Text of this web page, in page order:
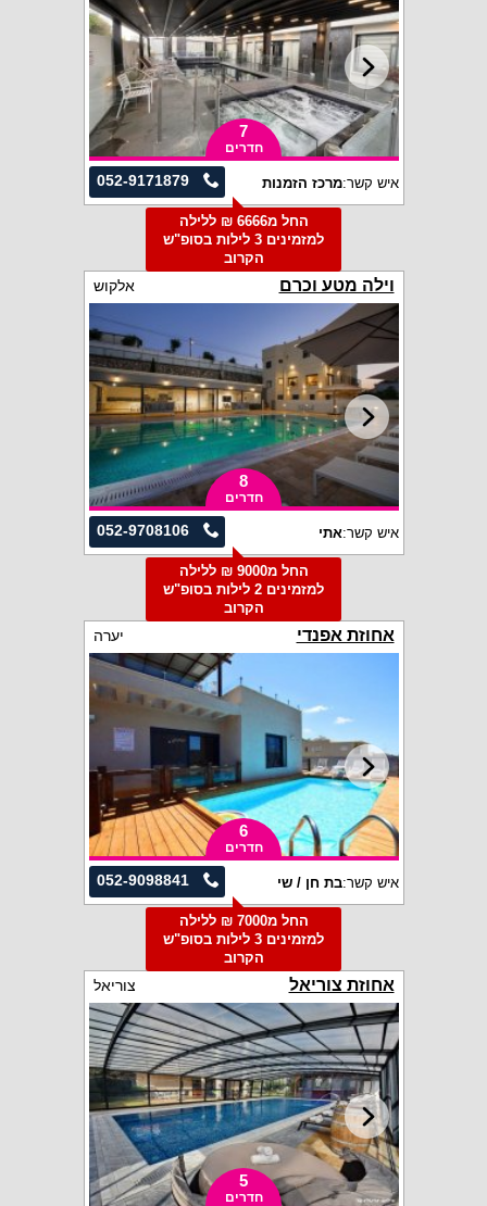
7
חדרים
052-9171879 איש קשר:מרכז הזמנות
החל מ6666 ₪ ללילה
למזמינים 3 לילות בסופ"ש
הקרוב
וילה מטע וכרם אלקוש
8
חדרים
052-9708106 איש קשר:אתי
החל מ9000 ₪ ללילה
למזמינים 2 לילות בסופ"ש
הקרוב
אחוזת אפנדי יערה
6
חדרים
052-9098841 איש קשר:בת חן / שי
החל מ7000 ₪ ללילה
למזמינים 3 לילות בסופ"ש
הקרוב
אחוזת צוריאל צוריאל
5
חדרים